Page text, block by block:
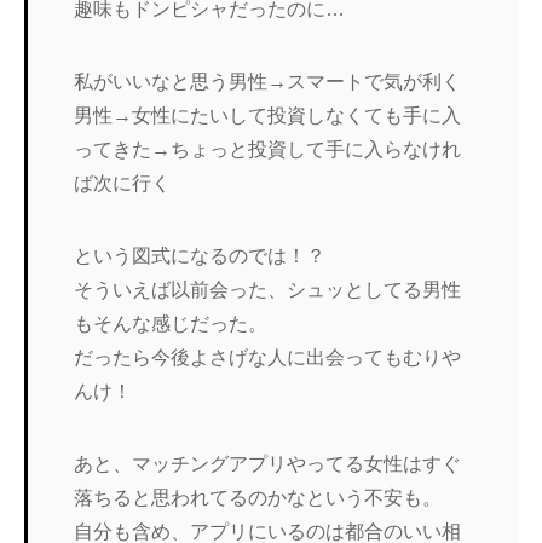
趣味もドンピシャだったのに…
私がいいなと思う男性→スマートで気が利く
男性→女性にたいして投資しなくても手に入
ってきた→ちょっと投資して手に入らなけれ
ば次に行く
という図式になるのでは！？
そういえば以前会った、シュッとしてる男性
もそんな感じだった。
だったら今後よさげな人に出会ってもむりや
んけ！
あと、マッチングアプリやってる女性はすぐ
落ちると思われてるのかなという不安も。
自分も含め、アプリにいるのは都合のいい相